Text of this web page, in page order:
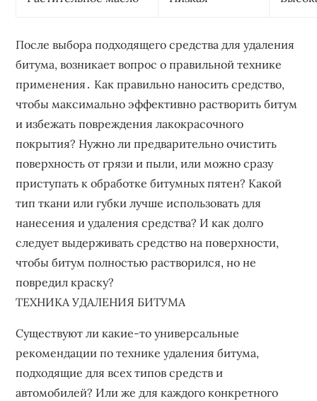
После выбора подходящего средства для удаления
битума‚ возникает вопрос о правильной технике
применения․ Как правильно наносить средство‚
чтобы максимально эффективно растворить битум
и избежать повреждения лакокрасочного
покрытия? Нужно ли предварительно очистить
поверхность от грязи и пыли‚ или можно сразу
приступать к обработке битумных пятен? Какой
тип ткани или губки лучше использовать для
нанесения и удаления средства? И как долго
следует выдерживать средство на поверхности‚
чтобы битум полностью растворился‚ но не
повредил краску?
ТЕХНИКА УДАЛЕНИЯ БИТУМА
Существуют ли какие-то универсальные
рекомендации по технике удаления битума‚
подходящие для всех типов средств и
автомобилей? Или же для каждого конкретного